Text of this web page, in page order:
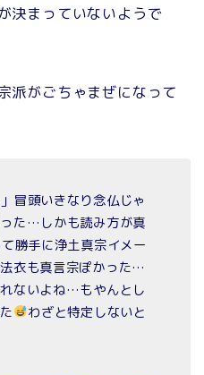
決まっていないようで
派がごちゃまぜになって
冒頭いきなり念仏じゃ
た…しかも読み方が真
勝手に浄土真宗イメー
衣も真言宗ぽかった…
ないよね…もやんとし
わざと特定しないと